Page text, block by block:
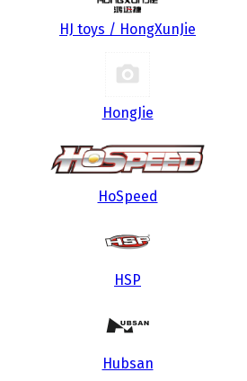
HJ toys / HongXunJie
HongJie
HoSpeed
HSP
Hubsan